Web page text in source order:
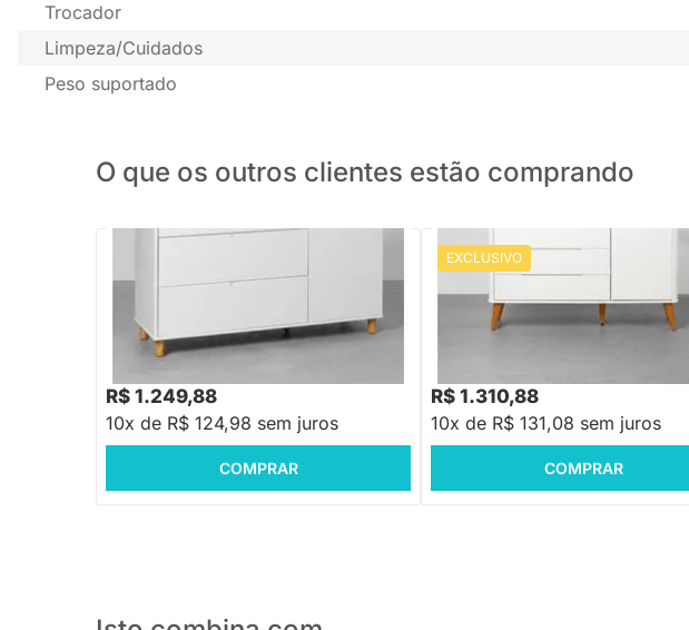
Trocador
Limpeza/Cuidados
Peso suportado
O que os outros clientes estão comprando
Pés Natural - Branco Fosco
R$ 1.499,88
R$ 1.249,88
10x de R$ 124,98 sem juros
COMPRAR
EXCLUSIVO
Cômoda Boom 4 Gavetas 1 Porta
Pés Retrô Mel - Branco
R$ 1.310,88
10x de R$ 131,08 sem juros
COMPRAR